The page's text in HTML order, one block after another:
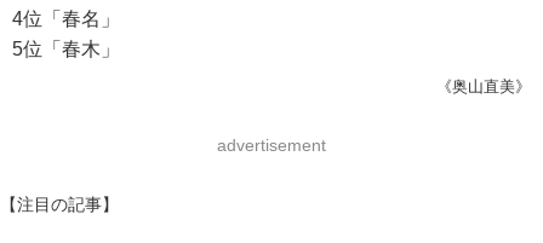
4位「春名」
5位「春木」
《奥山直美》
advertisement
【注目の記事】